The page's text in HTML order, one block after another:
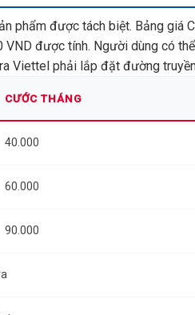
phẩm được tách biệt. Bảng
được tính. Người dùng có
Viettel phải lắp đặt đường
CƯỚC THÁNG
40.000
60.000
90.000